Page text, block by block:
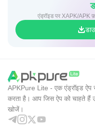
APKPure Lite - एक एंड्रॉइड
करता है। आप जिस ऐप को चाहते हैं
खोजें।